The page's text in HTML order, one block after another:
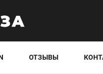
ОТЗЫВЫ